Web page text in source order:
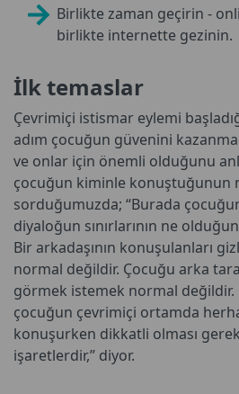
Birlikte zaman geçirin -
birlikte internette gezinin.
İlk temaslar
Çevrimiçi istismar eylemi
adım çocuğun güvenini
ve onlar için önemli olduğunu
çocuğun kiminle konuştuğunun
sorduğumuzda; “Burada
diyaloğun sınırlarının ne
Bir arkadaşının konuşulanları
normal değildir. Çocuğu arka
görmek istemek normal değildir.
çocuğun çevrimiçi ortamda
konuşurken dikkatli olması
işaretlerdir,” diyor.